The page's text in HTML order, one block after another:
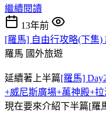
繼續閱讀
13年前
[羅馬] 自由行攻略(下集
羅馬 國外旅遊
延續著上半篇[羅馬]
+威尼斯廣場+萬神殿+
現在要來介紹下半篇[羅